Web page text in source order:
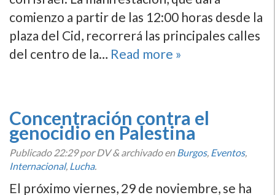
comienzo a partir de las 12:00 horas desde la
plaza del Cid, recorrerá las principales calles
del centro de la… Read more »
Concentración contra el
genocidio en Palestina
Publicado22:29por DV&archivado enBurgos, Eventos,
Internacional, Lucha.
El próximo viernes, 29 de noviembre, se ha